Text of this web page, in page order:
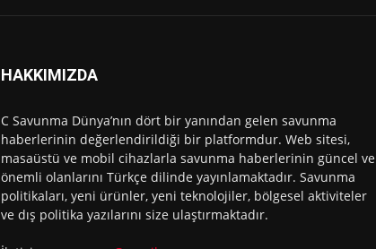
HAKKIMIZDA
C Savunma Dünya’nın dört bir yanından gelen savunma
haberlerinin değerlendirildiği bir platformdur. Web sitesi,
masaüstü ve mobil cihazlarla savunma haberlerinin güncel ve
önemli olanlarını Türkçe dilinde yayınlamaktadır. Savunma
politikaları, yeni ürünler, yeni teknolojiler, bölgesel aktiviteler
ve dış politika yazılarını size ulaştırmaktadır.